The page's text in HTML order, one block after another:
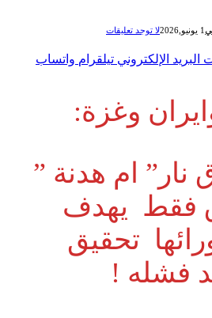
1 يونيو,2026 لا توجد تعليقات
البريد الإلكتروني تيلقرام واتساب
وغزة:
ام هدنة ”
فقط يهدف
تحقيق
فشله !